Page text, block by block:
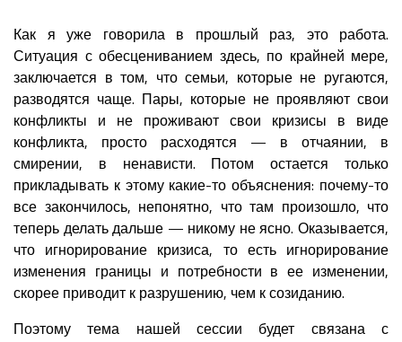
Как я уже говорила в прошлый раз, это работа.
Ситуация с обесцениванием здесь, по крайней мере,
заключается в том, что семьи, которые не ругаются,
разводятся чаще. Пары, которые не проявляют свои
конфликты и не проживают свои кризисы в виде
конфликта, просто расходятся — в отчаянии, в
смирении, в ненависти. Потом остается только
прикладывать к этому какие-то объяснения: почему-то
все закончилось, непонятно, что там произошло, что
теперь делать дальше — никому не ясно. Оказывается,
что игнорирование кризиса, то есть игнорирование
изменения границы и потребности в ее изменении,
скорее приводит к разрушению, чем к созиданию.
Поэтому тема нашей сессии будет связана с